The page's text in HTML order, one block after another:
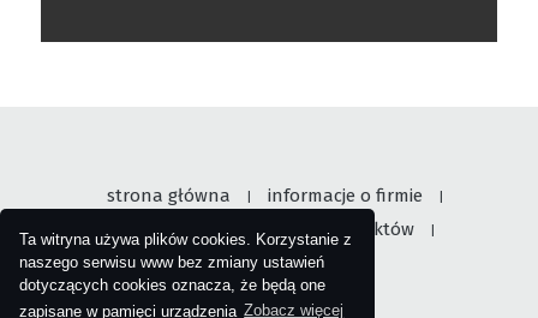
Ta witryna używa plików cookies. Korzystanie z
naszego serwisu www bez zmiany ustawień
dotyczących cookies oznacza, że będą one
zapisane w pamięci urządzenia Zobacz więcej
strona główna informacje o firmie
nasza oferta galeria produktów
skontaktu się z nami